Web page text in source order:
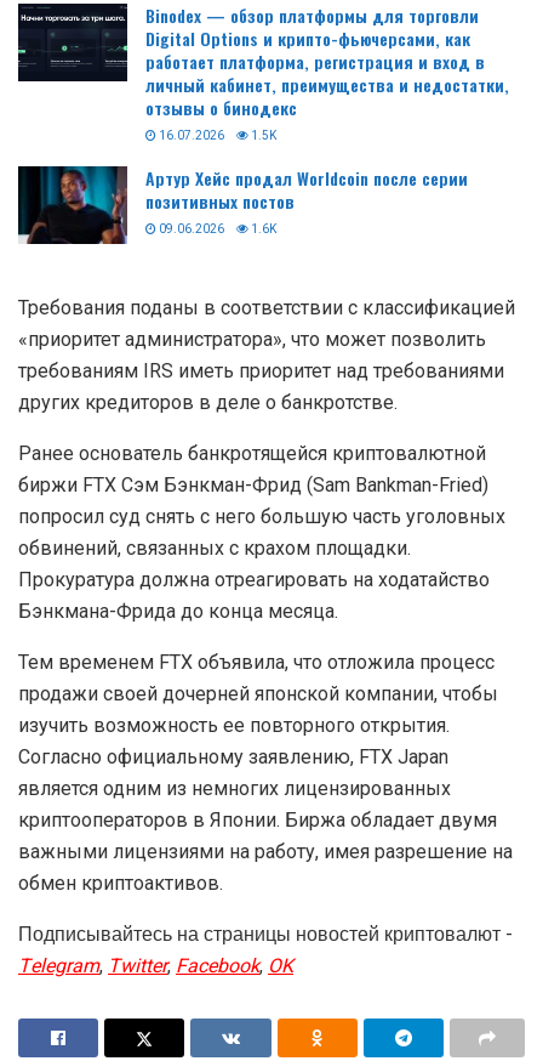
Binodex — обзор платформы для торговли
Digital Options и крипто-фьючерсами, как
работает платформа, регистрация и вход в
личный кабинет, преимущества и недостатки,
отзывы о бинодекс
16.07.2026 1.5K
Артур Хейс продал Worldcoin после серии
позитивных постов
09.06.2026 1.6K
Требования поданы в соответствии с классификацией
«приоритет администратора», что может позволить
требованиям IRS иметь приоритет над требованиями
других кредиторов в деле о банкротстве.
Ранее основатель банкротящейся криптовалютной
биржи FTX Сэм Бэнкман-Фрид (Sam Bankman-Fried)
попросил суд снять с него большую часть уголовных
обвинений, связанных с крахом площадки.
Прокуратура должна отреагировать на ходатайство
Бэнкмана-Фрида до конца месяца.
Тем временем FTX объявила, что отложила процесс
продажи своей дочерней японской компании, чтобы
изучить возможность ее повторного открытия.
Согласно официальному заявлению, FTX Japan
является одним из немногих лицензированных
криптооператоров в Японии. Биржа обладает двумя
важными лицензиями на работу, имея разрешение на
обмен криптоактивов.
Подписывайтесь на страницы новостей криптовалют -
Telegram,Twitter,Facebook,OK